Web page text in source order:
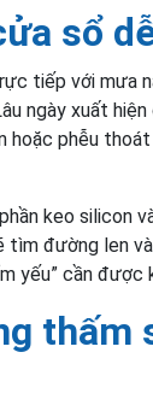
sổ
tiếp với mưa
ngày xuất
hoặc phễu
keo silicon
tìm đường len
yếu” cần